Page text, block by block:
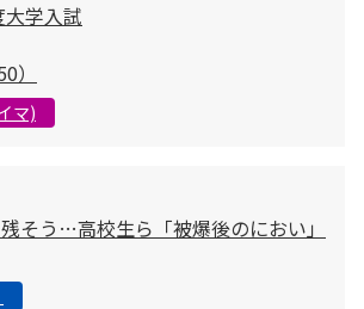
学入試
）
マ)
そう…高校生ら「被爆後のにおい」